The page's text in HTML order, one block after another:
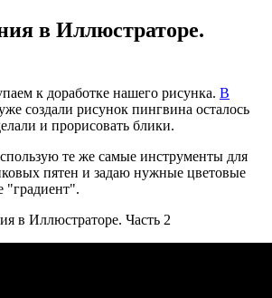
в Иллюстраторе.
к доработке нашего рисунка. В
создали рисунок пингвина осталось
и прорисовать блики.
те же самые инструменты для
пятен и задаю нужные цветовые
"градиент".
в Иллюстраторе. Часть 2